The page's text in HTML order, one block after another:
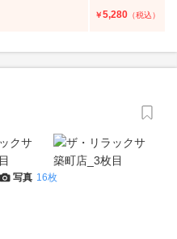
￥5,280 （税込）
写真 16枚